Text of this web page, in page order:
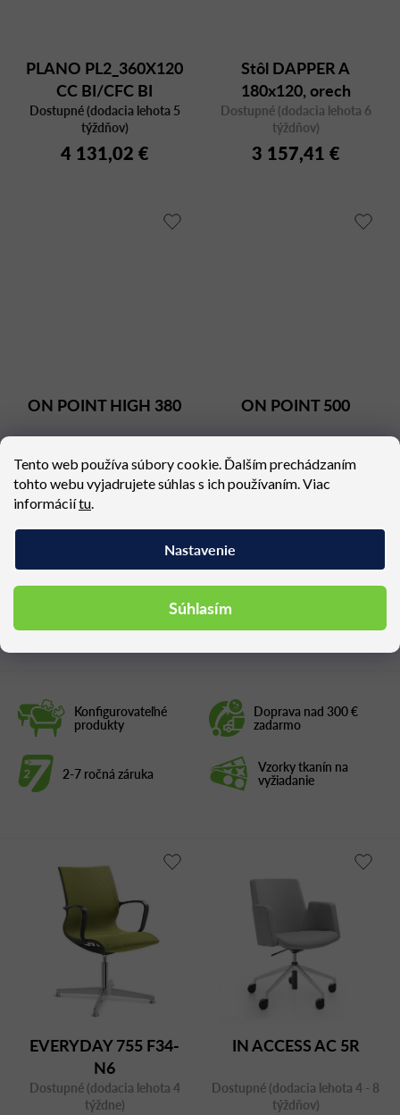
Tento web používa súbory cookie. Ďalším prechádzaním
tohto webu vyjadrujete súhlas s ich používaním. Viac
informáciítu.
Nastavenie
Súhlasím
Konfigurovateľné
produkty
Doprava nad 300 €
zadarmo
2-7 ročná záruka Vzorky tkanín na
vyžiadanie
PLANO PL2_360X120
CC BI/CFC BI
Dostupné (dodacia lehota 5
týždňov)
4 131,02 €
Stôl DAPPER A
180x120, orech
Dostupné (dodacia lehota 6
týždňov)
3 157,41 €
ON POINT HIGH 380
týždne)
4 384,95 €
ON POINT 500
týždne)
5 261,94 €
Podobné produkty
EVERYDAY 755 F34-
N6
Dostupné (dodacia lehota 4
týždne)
IN ACCESS AC 5R
Dostupné (dodacia lehota 4 - 8
týždňov)